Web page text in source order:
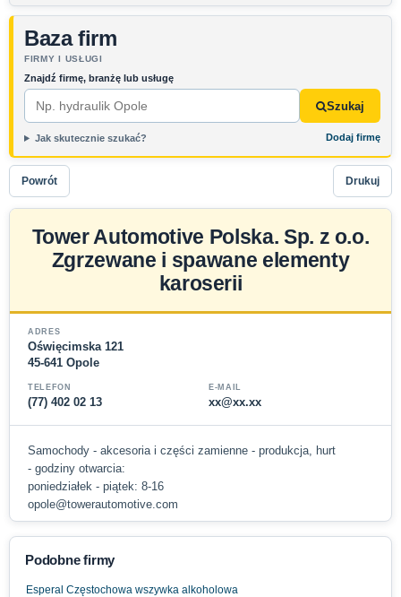
Baza firm
FIRMY I USŁUGI
Znajdź firmę, branżę lub usługę
Szukaj
Jak skutecznie szukać? Dodaj firmę
Powrót Drukuj
Tower Automotive Polska. Sp. z o.o.
Zgrzewane i spawane elementy
karoserii
ADRES
Oświęcimska 121
45-641 Opole
TELEFON
(77) 402 02 13
E-MAIL
xx@xx.xx
Samochody - akcesoria i części zamienne - produkcja, hurt
- godziny otwarcia:
poniedziałek - piątek: 8-16
opole@towerautomotive.com
Podobne firmy
Esperal Częstochowa wszywka alkoholowa